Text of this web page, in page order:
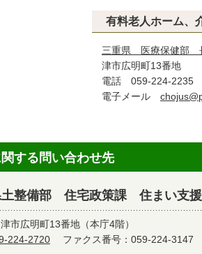
有料老人ホーム、
三重県 医療保健部
津市広明町13番地
電話 059-224-2235
電子メール
する問い合わせ先
整備部 住宅政策課 住まい支
津市広明町13番地（本庁4階）
224-2720 ファクス番号：059-224-3147